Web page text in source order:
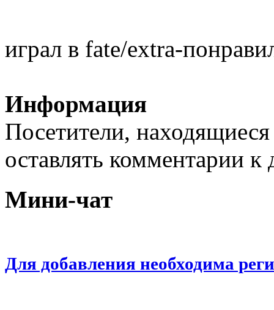
играл в fate/extra-
Информация
Посетители,
оставлять комментарии
Мини-чат
Для добавления необходима